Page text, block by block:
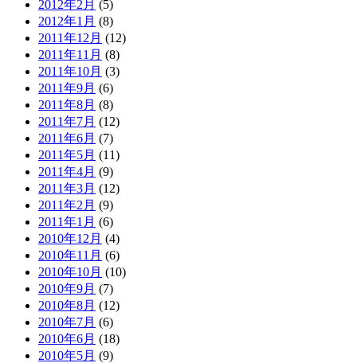
2012年2月 (5)
2012年1月 (8)
2011年12月 (12)
2011年11月 (8)
2011年10月 (3)
2011年9月 (6)
2011年8月 (8)
2011年7月 (12)
2011年6月 (7)
2011年5月 (11)
2011年4月 (9)
2011年3月 (12)
2011年2月 (9)
2011年1月 (6)
2010年12月 (4)
2010年11月 (6)
2010年10月 (10)
2010年9月 (7)
2010年8月 (12)
2010年7月 (6)
2010年6月 (18)
2010年5月 (9)